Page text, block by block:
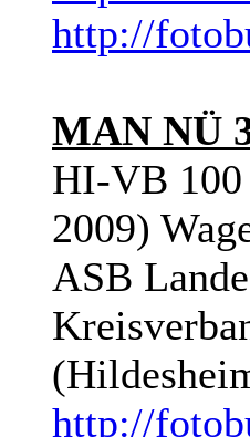
http://
MAN NÜ
HI-VB 100
2009)
ASB
http://